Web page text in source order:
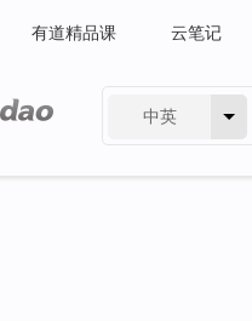
有道精品课 云笔记
中英